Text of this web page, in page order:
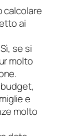
calcolare
ai
se si
molto
e
molto